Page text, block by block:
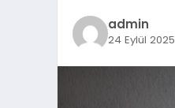
admin
24 Eylül 2025